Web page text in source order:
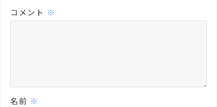
コメント ※
名前 ※